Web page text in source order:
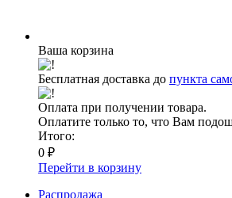
Ваша корзина
Бесплатная доставка до пункта
Оплата при получении товара.
Оплатите только то, что Вам
Итого:
0 ₽
Перейти в корзину
Распродажа